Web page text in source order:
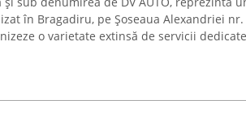
în Bragadiru, pe Șoseaua Alexandriei nr.
o varietate extinsă de servicii dedicate